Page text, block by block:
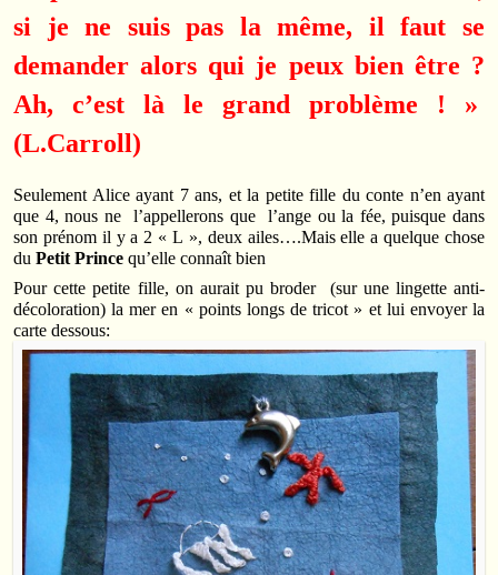
si je ne suis pas la même, il faut se
demander alors qui je peux bien être ?
Ah, c’est là le grand problème ! »
(L.Carroll)
Seulement Alice ayant 7 ans, et la petite fille du conte n’en ayant
que 4, nous ne l’appellerons que l’ange ou la fée, puisque dans
son prénom il y a 2 « L », deux ailes….Mais elle a quelque chose
du Petit Prince qu’elle connaît bien
Pour cette petite fille, on aurait pu broder (sur une lingette anti-
décoloration) la mer en « points longs de tricot » et lui envoyer la
carte dessous: